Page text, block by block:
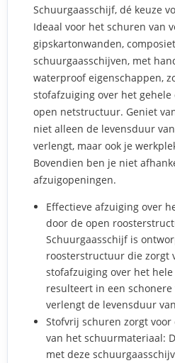
Schuurgaasschijf, dé keuze
Ideaal voor het schuren van
gipskartonwanden,
schuurgaasschijven, met
waterproof eigenschappen,
stofafzuiging over het
open netstructuur. Geniet
niet alleen de levensduur
verlengt, maar ook je
Bovendien ben je niet
afzuigopeningen.
Effectieve afzuiging over
door de open
Schuurgaasschijf is
roosterstructuur die zorgt
stofafzuiging over het
resulteert in een schonere
verlengt de levensduur
Stofvrij schuren zorgt
van het schuurmateriaal:
met deze